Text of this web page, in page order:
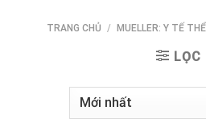
TRANG CHỦ / MUELLER: Y TẾ
LỌC